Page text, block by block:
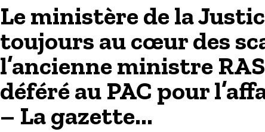
Le ministère de la
toujours au cœur des
l’ancienne ministre
déféré au PAC pour
– La gazette...